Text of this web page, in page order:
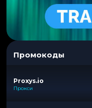
Промокоды
Proxys.io
Прокси